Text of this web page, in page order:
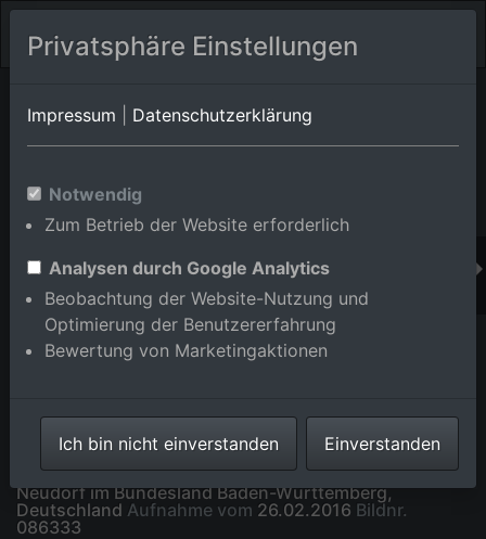
Orts-Album von Graben-Neudorf/Graben
Württemberg,Deutschland
Im Shop bestellen
Reit- und Fahrverein eV im Ortsteil Graben in Graben-
Neudorf im Bundesland Baden-Württemberg,
Deutschland Aufnahme vom 26.02.2016 Bildnr.
086333
Privatsphäre Einstellungen
Impressum Datenschutzerklärung
Notwendig
Zum Betrieb der Website erforderlich
Analysen durch Google Analytics
Beobachtung der Website-Nutzung und
Optimierung der Benutzererfahrung
Bewertung von Marketingaktionen
Ich bin nicht einverstanden Einverstanden